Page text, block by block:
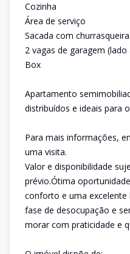
Cozinha
Área de serviço
Sacada com churrasqueira
2 vagas de garagem (lado
Box
Apartamento
distribuídos e ideais para
Para mais informações,
uma visita.
Valor e disponibilidade
prévio.Ótima
conforto e uma excelente
fase de desocupação e
morar com praticidade e